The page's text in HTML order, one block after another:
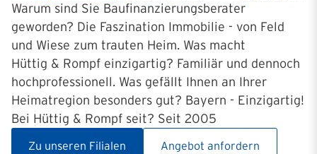
Warum sind Sie Baufinanzierungsberater
geworden? Die Faszination Immobilie - von Feld
und Wiese zum trauten Heim. Was macht
Hüttig & Rompf einzigartig? Familiär und dennoch
hochprofessionell. Was gefällt Ihnen an Ihrer
Heimatregion besonders gut? Bayern - Einzigartig!
Bei Hüttig & Rompf seit? Seit 2005
Zu unseren Filialen Angebot anfordern